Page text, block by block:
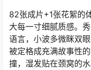
82张成片+1张花絮的
大每一寸细腻质感。
语言，小波多微眯双
被定格成充满故事性
撞，湿发贴在颈窝的